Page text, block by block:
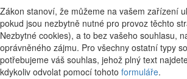
Zákon stanoví, že můžeme na vašem zařízení
pokud jsou nezbytně nutné pro provoz těchto
Nezbytné cookies), a to bez vašeho souhlasu,
oprávněného zájmu. Pro všechny ostatní typy
potřebujeme váš souhlas, jehož plný text
kdykoliv odvolat pomocí tohoto formuláře.